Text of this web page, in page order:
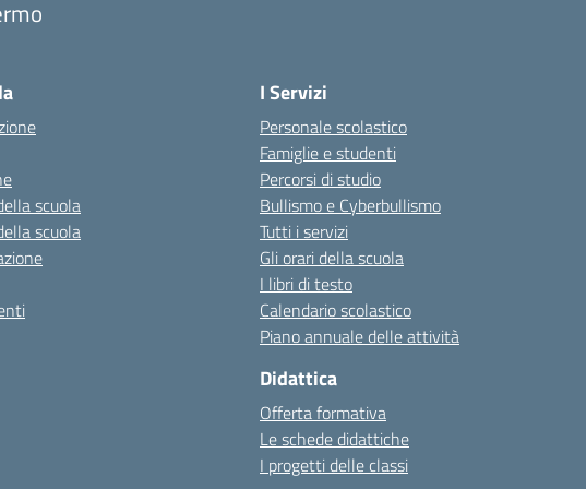
scuola
scuola
I Servizi
Personale scolastico
Famiglie e studenti
Percorsi di studio
Bullismo e Cyberbullismo
Tutti i servizi
Gli orari della scuola
I libri di testo
Calendario scolastico
Piano annuale delle attività
Didattica
Offerta formativa
Le schede didattiche
I progetti delle classi